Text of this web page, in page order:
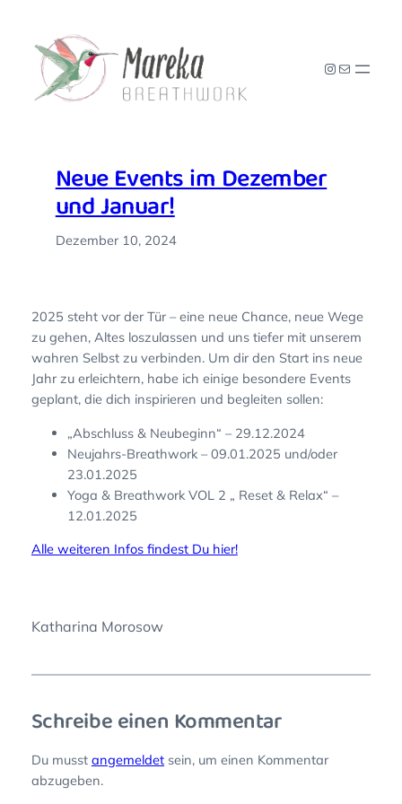
springen
Instagram
E-Mail
Neue Events im Dezember
und Januar!
Dezember 10, 2024
2025 steht vor der Tür – eine neue Chance, neue Wege
zu gehen, Altes loszulassen und uns tiefer mit unserem
wahren Selbst zu verbinden. Um dir den Start ins neue
Jahr zu erleichtern, habe ich einige besondere Events
geplant, die dich inspirieren und begleiten sollen:
„Abschluss & Neubeginn“ – 29.12.2024
Neujahrs-Breathwork – 09.01.2025 und/oder
23.01.2025
Yoga & Breathwork VOL 2 „ Reset & Relax“ –
12.01.2025
Alle weiteren Infos findest Du hier!
Katharina Morosow
Schreibe einen Kommentar
Du musst angemeldetsein, um einen Kommentar
abzugeben.